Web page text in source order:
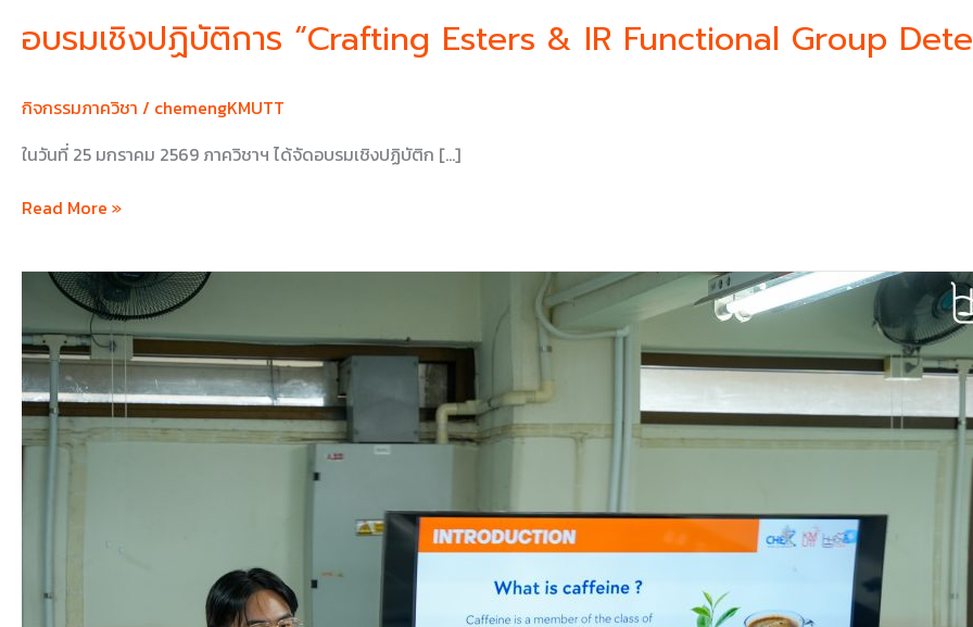
อบรมเชิงปฏิบัติการ “Crafting Esters & IR Functional Group
กิจกรรมภาควิชา / chemengKMUTT
ในวันที่ 25 มกราคม 2569 ภาควิชาฯ ได้จัดอบรมเชิงปฏิบัติก […]
Read More »
กิจกรรม
ปฏิบัติ
การ
“Caffeine
Extraction
&
IR